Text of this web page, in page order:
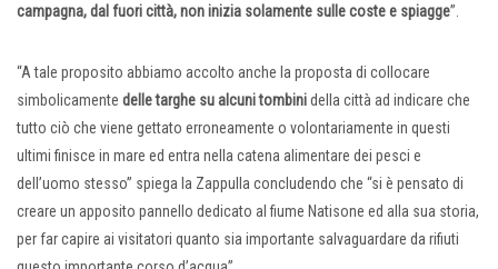
campagna, dal fuori città, non inizia solamente sulle coste e spiagge”.
“A tale proposito abbiamo accolto anche la proposta di collocare
simbolicamente delle targhe su alcuni tombinidella città ad indicare che
tutto ciò che viene gettato erroneamente o volontariamente in questi
ultimi finisce in mare ed entra nella catena alimentare dei pesci e
dell’uomo stesso” spiega la Zappulla concludendo che “si è pensato di
creare un apposito pannello dedicato al fiume Natisone ed alla sua storia,
per far capire ai visitatori quanto sia importante salvaguardare da rifiuti